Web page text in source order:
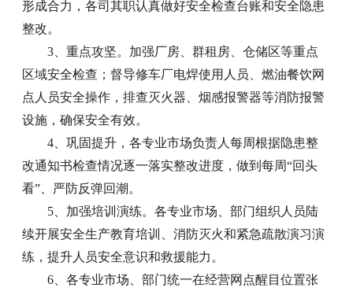
形成合力，各司其职认真做好安全检查台账和安全隐患
整改。
3、重点攻坚。加强厂房、群租房、仓储区等重点
区域安全检查；督导修车厂电焊使用人员、燃油餐饮网
点人员安全操作，排查灭火器、烟感报警器等消防报警
设施，确保安全有效。
4、巩固提升，各专业市场负责人每周根据隐患整
改通知书检查情况逐一落实整改进度，做到每周“回头
看”、严防反弹回潮。
5、加强培训演练。各专业市场、部门组织人员陆
续开展安全生产教育培训、消防灭火和紧急疏散演习演
练，提升人员安全意识和救援能力。
6、各专业市场、部门统一在经营网点醒目位置张